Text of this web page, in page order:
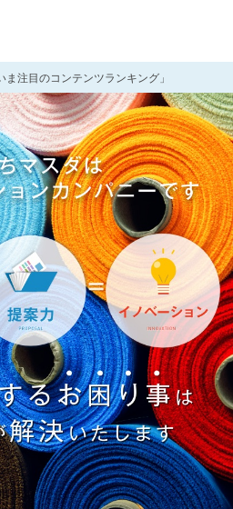
コンテンツランキング」